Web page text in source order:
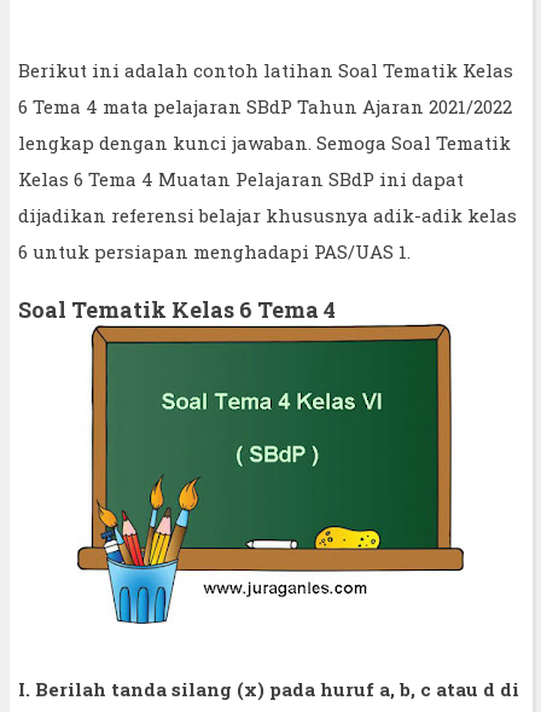
Berikut ini adalah contoh latihan Soal Tematik Kelas
6 Tema 4 mata pelajaran SBdP Tahun Ajaran 2021/2022
lengkap dengan kunci jawaban. Semoga Soal Tematik
Kelas 6 Tema 4 Muatan Pelajaran SBdP ini dapat
dijadikan referensi belajar khususnya adik-adik kelas
6 untuk persiapan menghadapi PAS/UAS 1.
Soal Tematik Kelas 6 Tema 4
I. Berilah tanda silang (x) pada huruf a, b, c atau d di